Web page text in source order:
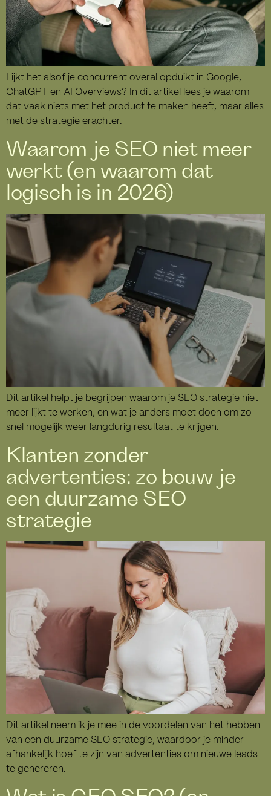
Lijkt het alsof je concurrent overal opduikt in Google,
ChatGPT en AI Overviews? In dit artikel lees je waarom
dat vaak niets met het product te maken heeft, maar alles
met de strategie erachter.
Waarom je SEO niet meer
werkt (en waarom dat
logisch is in 2026)
Dit artikel helpt je begrijpen waarom je SEO strategie niet
meer lijkt te werken, en wat je anders moet doen om zo
snel mogelijk weer langdurig resultaat te krijgen.
Klanten zonder
advertenties: zo bouw je
een duurzame SEO
strategie
Dit artikel neem ik je mee in de voordelen van het hebben
van een duurzame SEO strategie, waardoor je minder
afhankelijk hoef te zijn van advertenties om nieuwe leads
te genereren.